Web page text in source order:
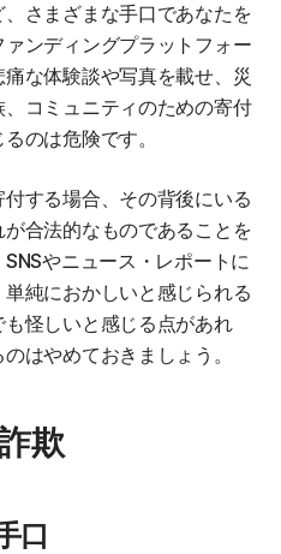
さまざまな手口であなたを
ンディングプラットフォー
な体験談や写真を載せ、災
コミュニティのための寄付
のは危険です。
する場合、その背後にいる
合法的なものであることを
やニュース・レポートに
純におかしいと感じられる
怪しいと感じる点があれ
はやめておきましょう。
欺
口